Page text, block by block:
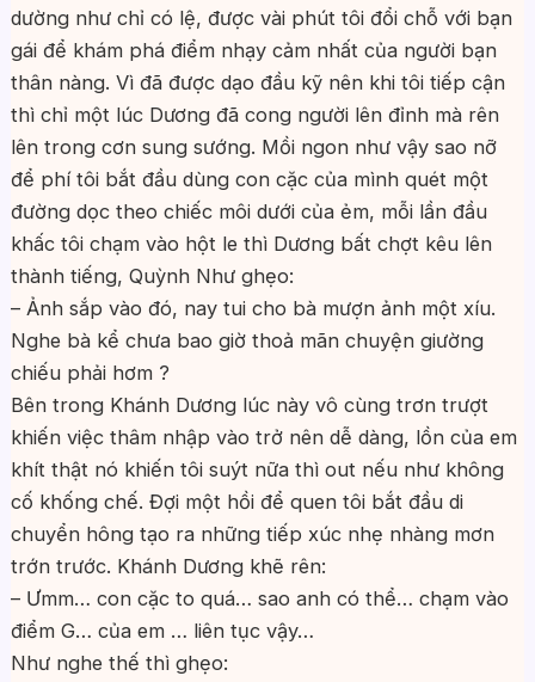
dường như chỉ có lệ, được vài phút tôi đổi chỗ với bạn
gái để khám phá điểm nhạy cảm nhất của người bạn
thân nàng. Vì đã được dạo đầu kỹ nên khi tôi tiếp cận
thì chỉ một lúc Dương đã cong người lên đỉnh mà rên
lên trong cơn sung sướng. Mồi ngon như vậy sao nỡ
để phí tôi bắt đầu dùng con cặc của mình quét một
đường dọc theo chiếc môi dưới của ẻm, mỗi lần đầu
khấc tôi chạm vào hột le thì Dương bất chợt kêu lên
thành tiếng, Quỳnh Như ghẹo:
– Ảnh sắp vào đó, nay tui cho bà mượn ảnh một xíu.
Nghe bà kể chưa bao giờ thoả mãn chuyện giường
chiếu phải hơm ?
Bên trong Khánh Dương lúc này vô cùng trơn trượt
khiến việc thâm nhập vào trở nên dễ dàng, lồn của em
khít thật nó khiến tôi suýt nữa thì out nếu như không
cố khống chế. Đợi một hồi để quen tôi bắt đầu di
chuyển hông tạo ra những tiếp xúc nhẹ nhàng mơn
trớn trước. Khánh Dương khẽ rên:
– Ưmm… con cặc to quá… sao anh có thể… chạm vào
điểm G… của em … liên tục vậy…
Như nghe thế thì ghẹo: